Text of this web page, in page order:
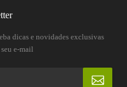
dicas e novidades exclusivas
e-mail